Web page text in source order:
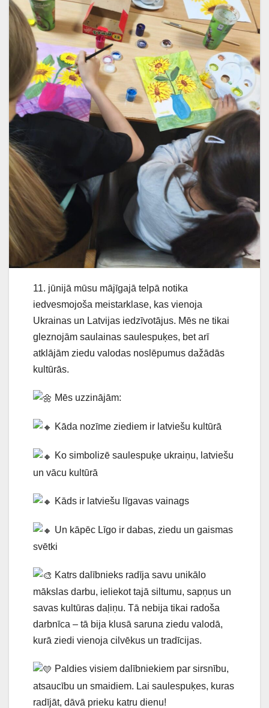
11. jūnijā mūsu mājīgajā telpā notika
iedvesmojoša meistarklase, kas vienoja
Ukrainas un Latvijas iedzīvotājus. Mēs ne tikai
gleznojām saulainas saulespuķes, bet arī
atklājām ziedu valodas noslēpumus dažādās
kultūrās.
Mēs uzzinājām:
Kāda nozīme ziediem ir latviešu kultūrā
Ko simbolizē saulespuķe ukraiņu, latviešu
un vācu kultūrā
Kāds ir latviešu līgavas vainags
Un kāpēc Līgo ir dabas, ziedu un gaismas
svētki
Katrs dalībnieks radīja savu unikālo
mākslas darbu, ieliekot tajā siltumu, sapņus un
savas kultūras daļiņu. Tā nebija tikai radoša
darbnīca – tā bija klusā saruna ziedu valodā,
kurā ziedi vienoja cilvēkus un tradīcijas.
Paldies visiem dalībniekiem par sirsnību,
atsaucību un smaidiem. Lai saulespuķes, kuras
radījāt, dāvā prieku katru dienu!